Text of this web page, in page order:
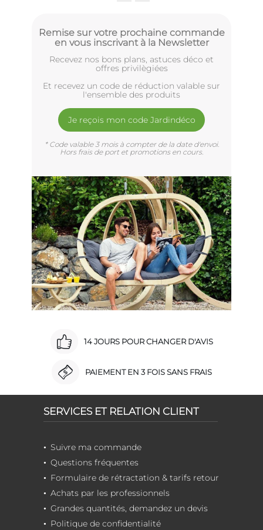
Remise sur votre prochaine commande
en vous inscrivant à la Newsletter
Recevez nos bons plans, astuces déco et
offres privilègiées
Et recevez un code de réduction valable sur
l'ensemble des produits
Je reçois mon code Jardindéco
* Code valable 3 mois à compter de la date d'envoi.
Hors frais de port et promotions en cours.
14 JOURS POUR CHANGER D'AVIS
PAIEMENT EN 3 FOIS SANS FRAIS
SERVICES ET RELATION CLIENT
Suivre ma commande
Questions fréquentes
Formulaire de rétractation & tarifs retour
Achats par les professionnels
Grandes quantités, demandez un devis
Politique de confidentialité